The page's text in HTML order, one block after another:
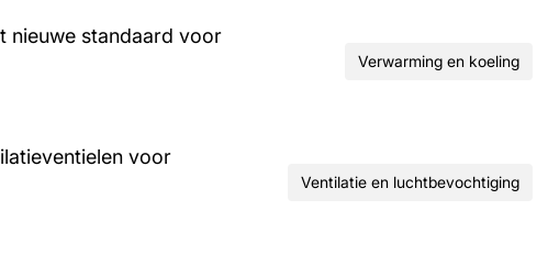
nieuwe standaard voor
Verwarming en koeling
voor
Ventilatie en luchtbevochtiging